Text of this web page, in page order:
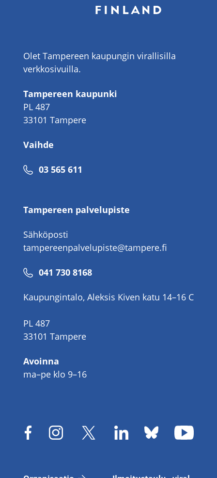
Olet Tampereen kaupungin virallisilla
verkkosivuilla.
Tampereen kaupunki
PL 487
33101 Tampere
Vaihde
Puhelinnumero
03 565 611
Tampereen palvelupiste
Sähköposti
tampereenpalvelupiste@tampere.fi
Puhelinnumero
041 730 8168
Kaupungintalo, Aleksis Kiven katu 14–16 C
PL 487
33101 Tampere
Avoinna
ma–pe klo 9–16